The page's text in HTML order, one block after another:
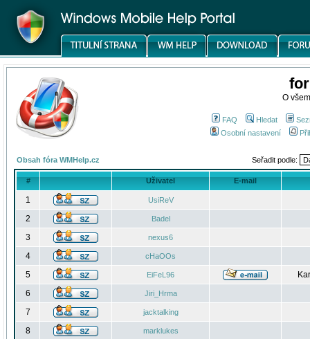
O
FAQ Hledat
Osobní nastavení
Obsah fóra WMHelp.cz Seřadit podle:
# Uživatel E-mail
1 UsiReV
2 Badel
3 nexus6
4 cHaOOs
5 EiFeL96
6
Jiri_Hrma
7 jacktalking
8 marklukes